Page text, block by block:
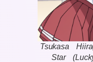
Tsukasa
Star